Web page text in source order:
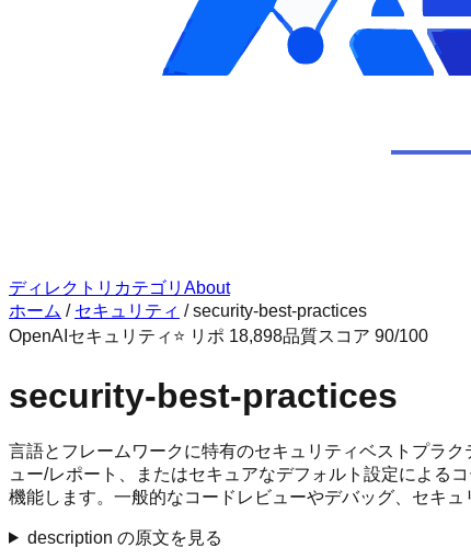
ディレクトリ カテゴリ About
ホーム / セキュリティ /security-best-practices
OpenAI セキュリティ ⭐ リポ 18,898品質スコア 90/100
security-best-practices
言語とフレームワークに特有のセキュリティベストプラ
ュー/レポート、またはセキュアなデフォルト設定による
機能します。一般的なコードレビューやデバッグ、セキュ
description の原文を見る